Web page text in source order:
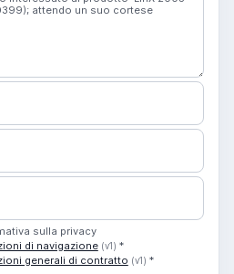
sulla privacy
di navigazione (v1) *
generali di contratto (v1) *